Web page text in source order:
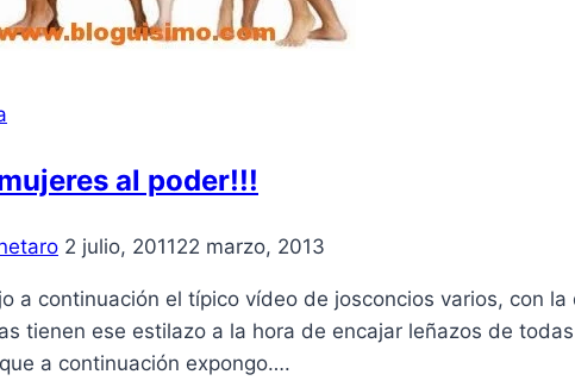
al poder!!!
2 julio, 201122 marzo, 2013
a continuación el tí­pico ví­deo de josconcios varios, con
tienen ese estilazo a la hora de encajar leñazos de
a continuación expongo….